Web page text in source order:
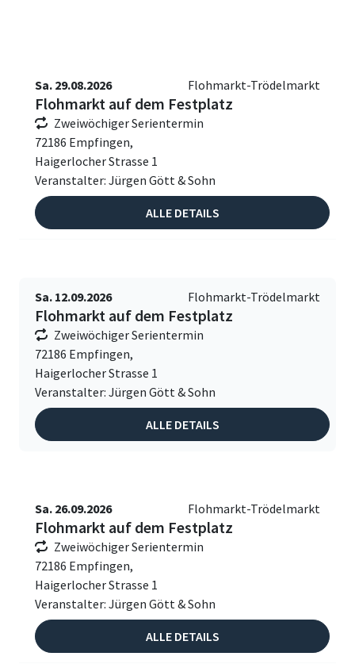
Sa. 29.08.2026 Flohmarkt-Trödelmarkt
Flohmarkt auf dem Festplatz
Zweiwöchiger Serientermin
72186 Empfingen,
Haigerlocher Strasse 1
Veranstalter: Jürgen Gött & Sohn
ALLE DETAILS
Sa. 12.09.2026 Flohmarkt-Trödelmarkt
Flohmarkt auf dem Festplatz
Zweiwöchiger Serientermin
72186 Empfingen,
Haigerlocher Strasse 1
Veranstalter: Jürgen Gött & Sohn
ALLE DETAILS
Sa. 26.09.2026 Flohmarkt-Trödelmarkt
Flohmarkt auf dem Festplatz
Zweiwöchiger Serientermin
72186 Empfingen,
Haigerlocher Strasse 1
Veranstalter: Jürgen Gött & Sohn
ALLE DETAILS